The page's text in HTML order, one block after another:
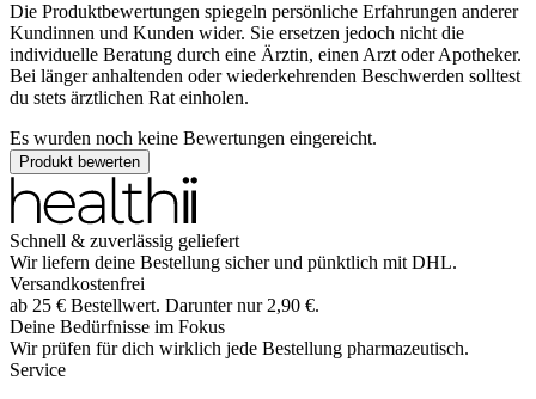
Die Produktbewertungen spiegeln persönliche Erfahrungen anderer
Kundinnen und Kunden wider. Sie ersetzen jedoch nicht die
individuelle Beratung durch eine Ärztin, einen Arzt oder Apotheker.
Bei länger anhaltenden oder wiederkehrenden Beschwerden solltest
du stets ärztlichen Rat einholen.
Es wurden noch keine Bewertungen eingereicht.
Produkt bewerten
Schnell & zuverlässig geliefert
Wir liefern deine Bestellung sicher und pünktlich mit DHL.
Versandkostenfrei
ab 25 € Bestellwert. Darunter nur 2,90 €.
Deine Bedürfnisse im Fokus
Wir prüfen für dich wirklich jede Bestellung pharmazeutisch.
Service